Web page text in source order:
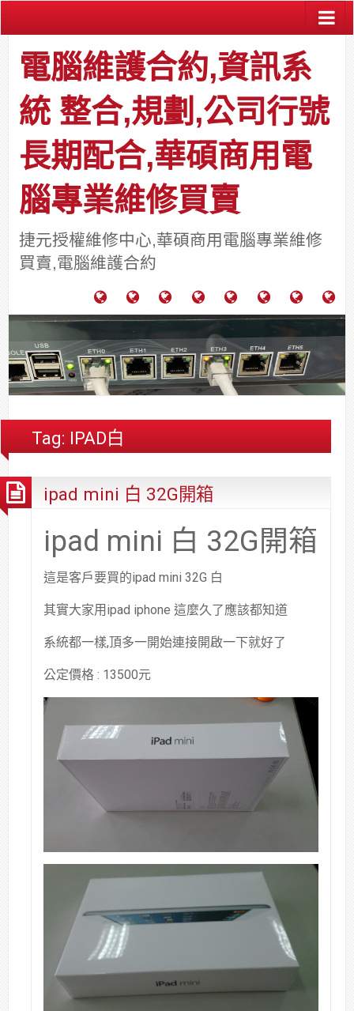
電腦維護合約,資訊系
統 整合,規劃,公司行號
長期配合,華碩商用電
腦專業維修買賣
捷元授權維修中心,華碩商用電腦專業維修
買賣,電腦維護合約
腦
護
合
約
功
例
分
享
於
力
通
通
報
關
系
統
視
系
統
安
修,
舍
網
路/
大
樓
公
解
決
中
料
件
區
團
法
台
中
Tag: IPAD白
ipad mini 白 32G開箱
ipad mini 白 32G開箱
這是客戶要買的ipad mini 32G 白
其實大家用ipad iphone 這麼久了應該都知道
系統都一樣,頂多一開始連接開啟一下就好了
公定價格 : 13500元